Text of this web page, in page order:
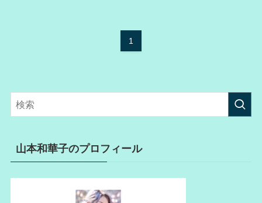
1
山本和華子のプロフィール